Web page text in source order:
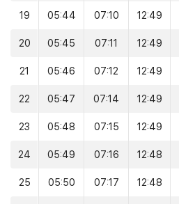
19 05:44 07:10 12:49
20 05:45 07:11 12:49
21 05:46 07:12 12:49
22 05:47 07:14 12:49
23 05:48 07:15 12:49
24 05:49 07:16 12:48
25 05:50 07:17 12:48